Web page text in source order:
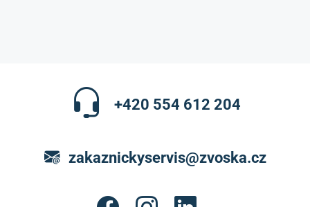
+420 554 612 204
zakaznickyservis@zvoska.cz